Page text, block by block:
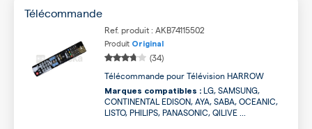
Télécommande
Ref. produit : AKB74115502
Produit Original
(34)
Télécommande pour Télévision HARROW
Marques compatibles : LG, SAMSUNG,
CONTINENTAL EDISON, AYA, SABA, OCEANIC,
LISTO, PHILIPS, PANASONIC, QILIVE ...